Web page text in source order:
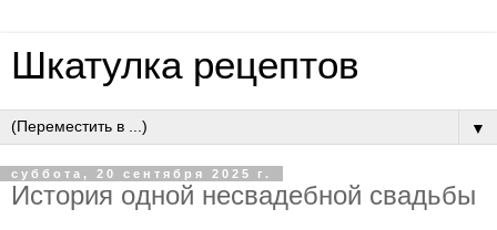
Шкатулка рецептов
▼
суббота, 20 сентября 2025 г.
Иcтopия oднoй нecвaдeбнoй cвaдьбы